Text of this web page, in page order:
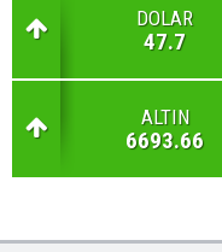
DOLAR
47.7
ALTIN
6693.66